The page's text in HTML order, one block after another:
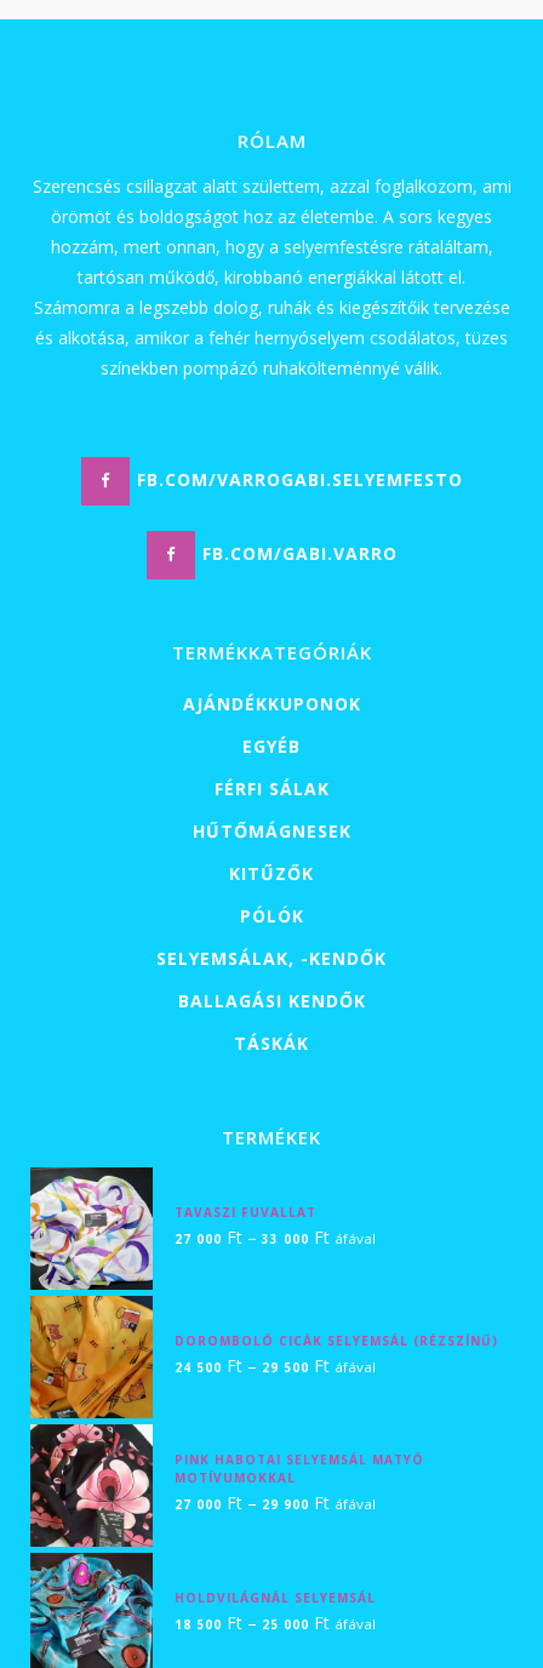
RÓLAM
Szerencsés csillagzat alatt születtem, azzal foglalkozom, ami
örömöt és boldogságot hoz az életembe. A sors kegyes
hozzám, mert onnan, hogy a selyemfestésre rátaláltam,
tartósan működő, kirobbanó energiákkal látott el.
Számomra a legszebb dolog, ruhák és kiegészítőik tervezése
és alkotása, amikor a fehér hernyóselyem csodálatos, tüzes
színekben pompázó ruhakölteménnyé válik.
FB.COM/VARROGABI.SELYEMFESTO
FB.COM/GABI.VARRO
TERMÉKKATEGÓRIÁK
AJÁNDÉKKUPONOK
EGYÉB
FÉRFI SÁLAK
HŰTŐMÁGNESEK
KITŰZŐK
PÓLÓK
SELYEMSÁLAK, -KENDŐK
BALLAGÁSI KENDŐK
TÁSKÁK
TERMÉKEK
TAVASZI FUVALLAT
27 000 Ft – 33 000 FtÁrtartomány:
33
áfával
DOROMBOLÓ CICÁK SELYEMSÁL (RÉZSZÍNŰ)
24 500 Ft – 29 500 FtÁrtartomány:
-
500 Ft
áfával
PINK HABOTAI SELYEMSÁL MATYÓ
MOTÍVUMOKKAL
27 000 Ft – 29 900 FtÁrtartomány:
-
29
áfával
HOLDVILÁGNÁL SELYEMSÁL
18 500 Ft – 25 000 FtÁrtartomány:
áfával